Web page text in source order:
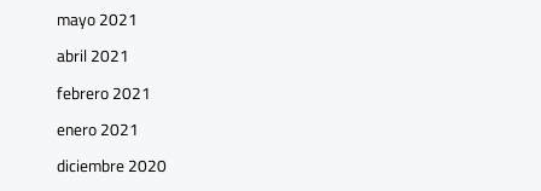
mayo 2021
abril 2021
febrero 2021
enero 2021
diciembre 2020